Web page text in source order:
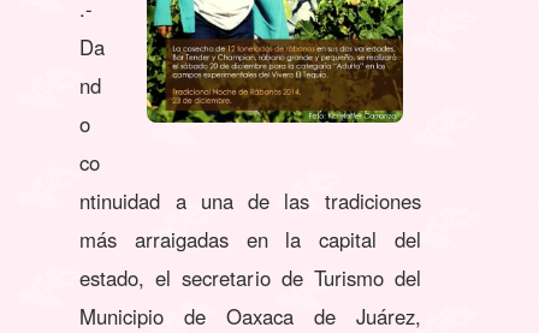
.-
Da
nd
o
co
ntinuidad a una de las tradiciones
más arraigadas en la capital del
estado, el secretario de Turismo del
Municipio de Oaxaca de Juárez,